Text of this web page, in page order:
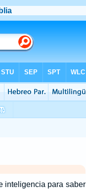
inteligencia para saber